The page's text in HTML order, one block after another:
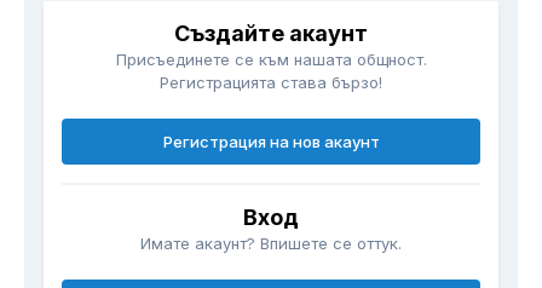
Създайте акаунт
Присъединете се към нашата общност.
Регистрацията става бързо!
Регистрация на нов акаунт
Вход
Имате акаунт? Впишете се оттук.